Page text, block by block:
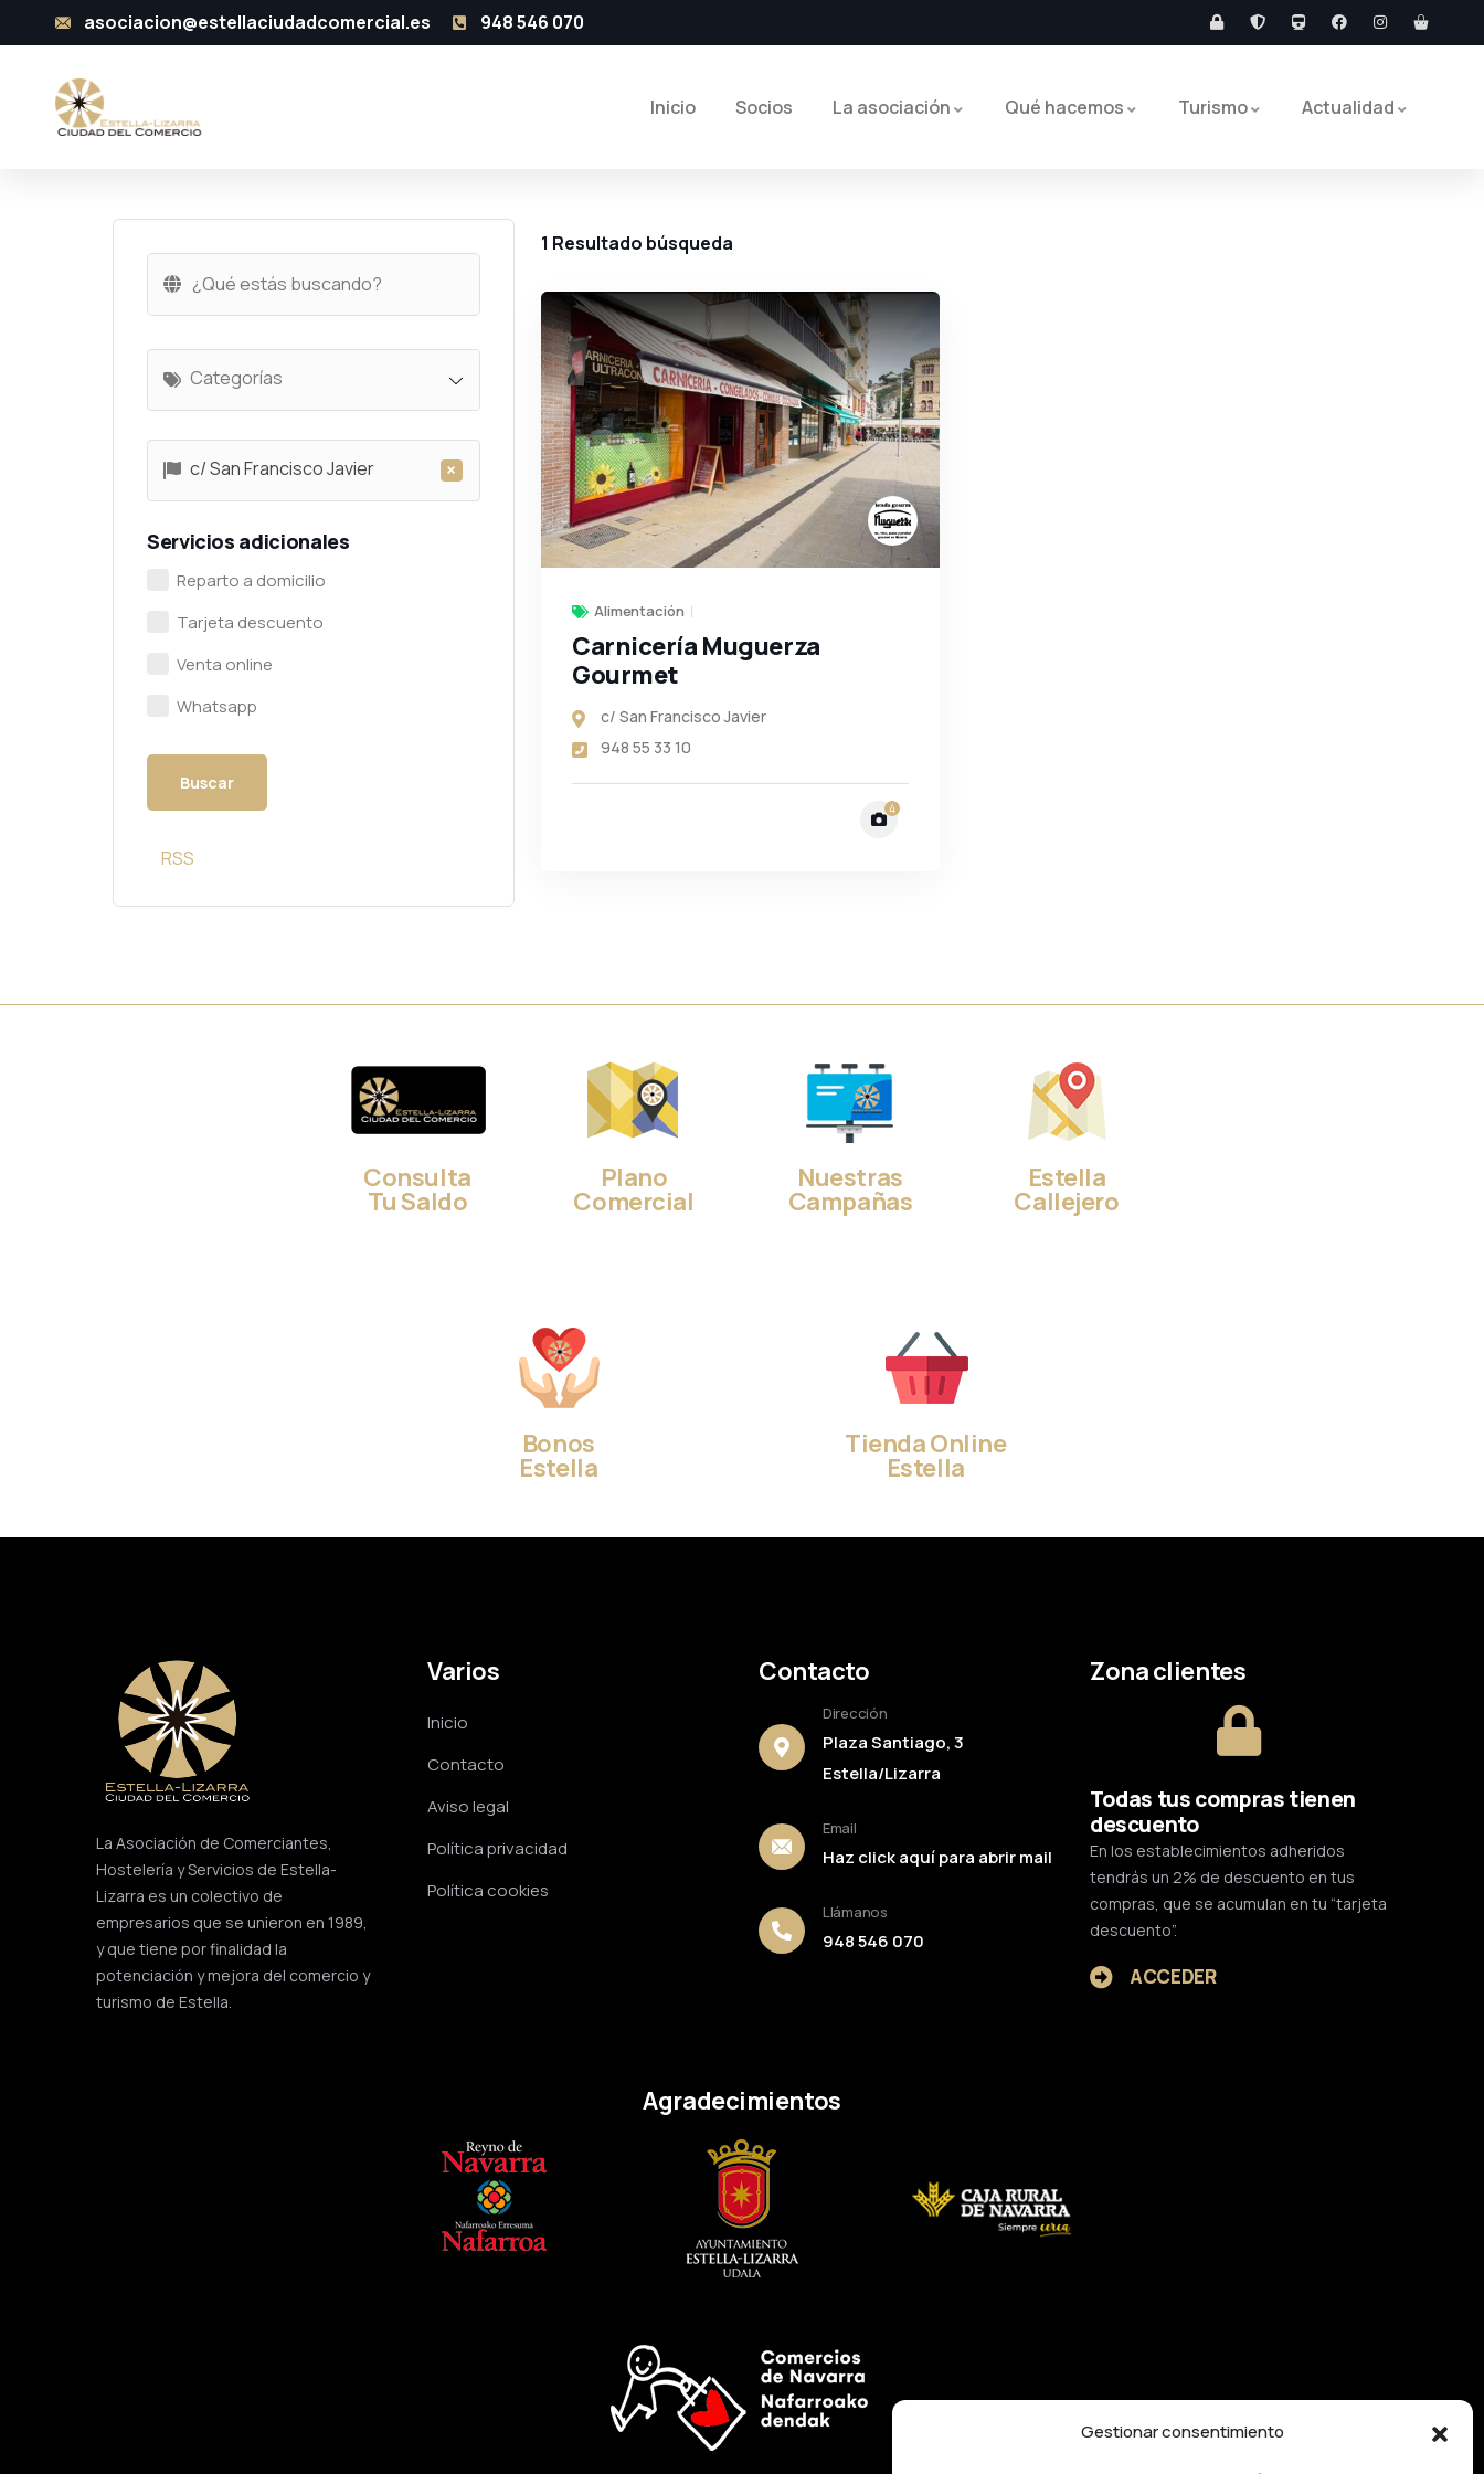
Gestionar consentimiento
asociacion@estellaciudadcomercial.es 948 546 070
Inicio Socios La asociación Qué hacemos Turismo Actualidad
Categorías
×
c/ San Francisco Javier
Servicios adicionales
Reparto a domicilio
Tarjeta descuento
Venta online
Whatsapp
RSS
1 Resultado búsqueda
Alimentación
Carnicería Muguerza
Gourmet
c/ San Francisco Javier
948 55 33 10
4
Consulta
Tu Saldo
Plano
Comercial
Nuestras
Campañas
Estella
Callejero
Bonos
Estella
Tienda Online
Estella
La Asociación de Comerciantes,
Hostelería y Servicios de Estella-
Lizarra es un colectivo de
empresarios que se unieron en 1989,
y que tiene por finalidad la
potenciación y mejora del comercio y
turismo de Estella.
Varios
Inicio
Contacto
Aviso legal
Política privacidad
Política cookies
Contacto
Dirección
Plaza Santiago, 3
Estella/Lizarra
Email
Haz click aquí para abrir mail
Llámanos
948 546 070
Zona clientes
Todas tus compras tienen
descuento
En los establecimientos adheridos
tendrás un 2% de descuento en tus
compras, que se acumulan en tu “tarjeta
descuento”.
ACCEDER
Agradecimientos